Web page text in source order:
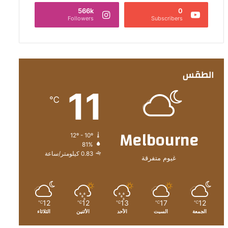
0
Subscribers
566k
Followers
الطقس
Melbourne
غيوم متفرقة
11
℃
12º - 10º
81%
0.83 كيلومتر/ساعة
12
℃
الجمعة
17
℃
السبت
13
℃
الأحد
12
℃
الأثنين
12
℃
الثلاثاء